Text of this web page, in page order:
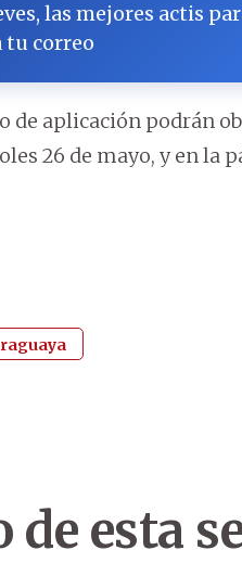
las mejores actis
tu correo
de aplicación podrán
26 de mayo, y en la
esta